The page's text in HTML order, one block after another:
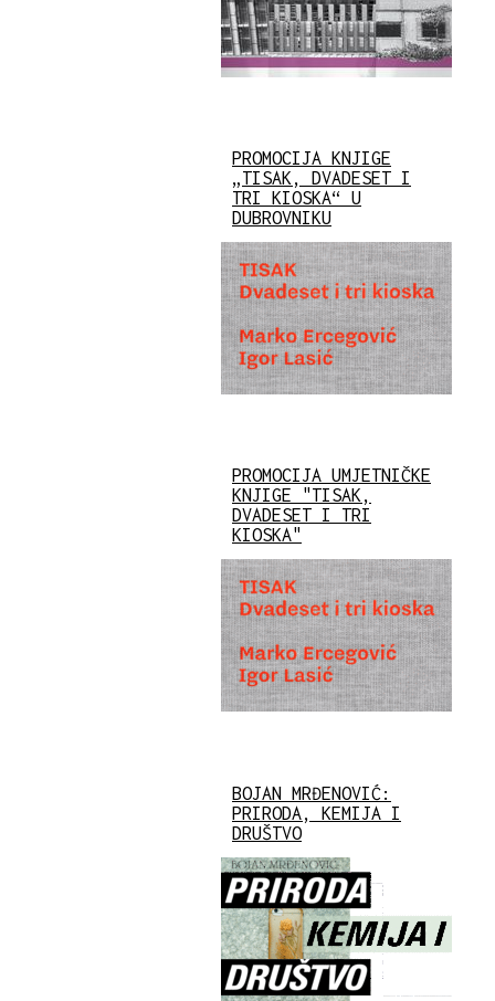
PROMOCIJA KNJIGE
„TISAK, DVADESET I
TRI KIOSKA“ U
DUBROVNIKU
PROMOCIJA UMJETNIČKE
KNJIGE "TISAK,
DVADESET I TRI
KIOSKA"
BOJAN MRĐENOVIĆ:
PRIRODA, KEMIJA I
DRUŠTVO